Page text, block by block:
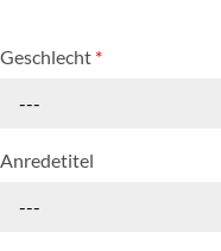
Geschlecht *
---
Anredetitel
---